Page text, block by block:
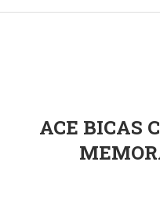
ACE BICAS